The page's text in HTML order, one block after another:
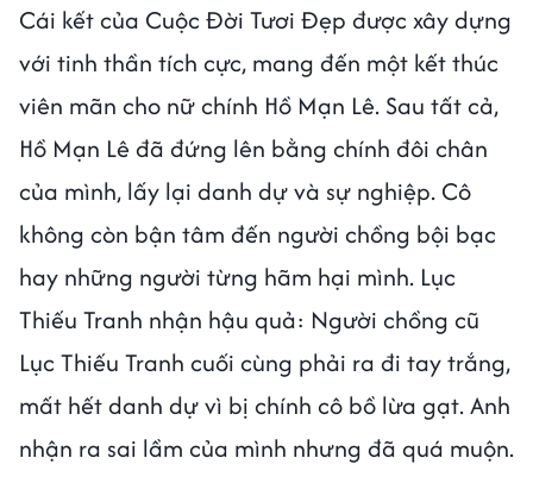
Cái kết của Cuộc Đời Tươi Đẹp được xây dựng
với tinh thần tích cực, mang đến một kết thúc
viên mãn cho nữ chính Hồ Mạn Lê. Sau tất cả,
Hồ Mạn Lê đã đứng lên bằng chính đôi chân
của mình, lấy lại danh dự và sự nghiệp. Cô
không còn bận tâm đến người chồng bội bạc
hay những người từng hãm hại mình. Lục
Thiếu Tranh nhận hậu quả: Người chồng cũ
Lục Thiếu Tranh cuối cùng phải ra đi tay trắng,
mất hết danh dự vì bị chính cô bồ lừa gạt. Anh
nhận ra sai lầm của mình nhưng đã quá muộn.